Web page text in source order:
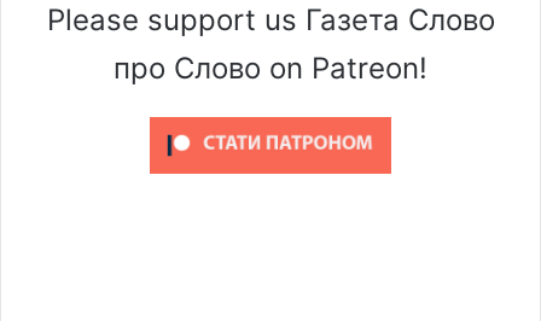
Please support us Газета Слово
про Слово on Patreon!